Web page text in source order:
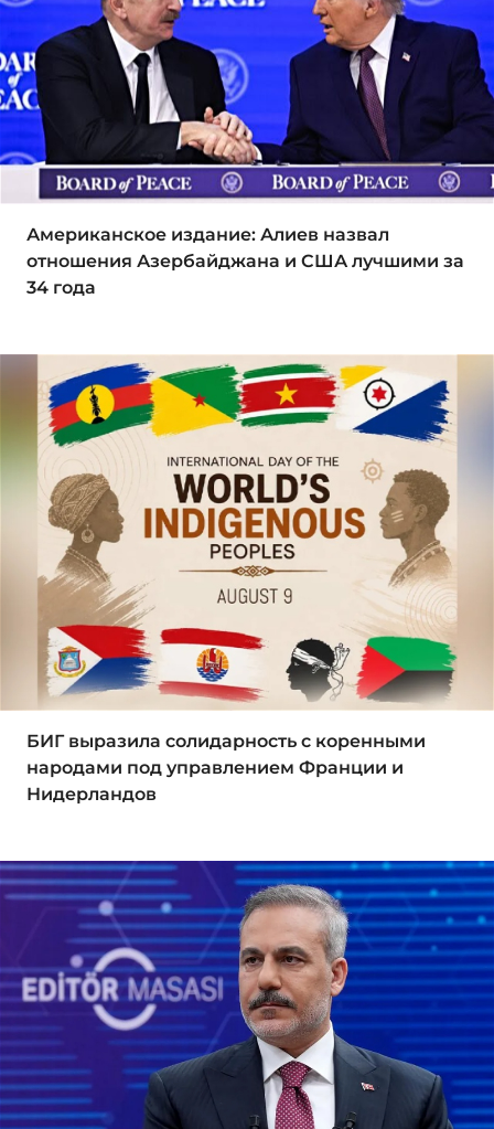
Американское издание: Алиев назвал
отношения Азербайджана и США лучшими за
34 года
БИГ выразила солидарность с коренными
народами под управлением Франции и
Нидерландов